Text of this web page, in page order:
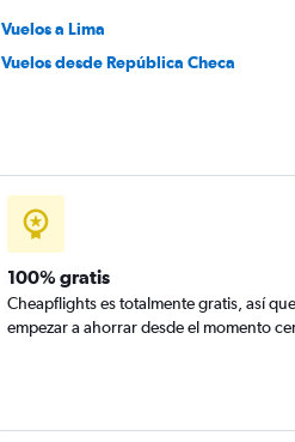
Vuelos a Lima
Vuelos desde República Checa
100% gratis
Cheapflights es totalmente gratis, así
empezar a ahorrar desde el momento